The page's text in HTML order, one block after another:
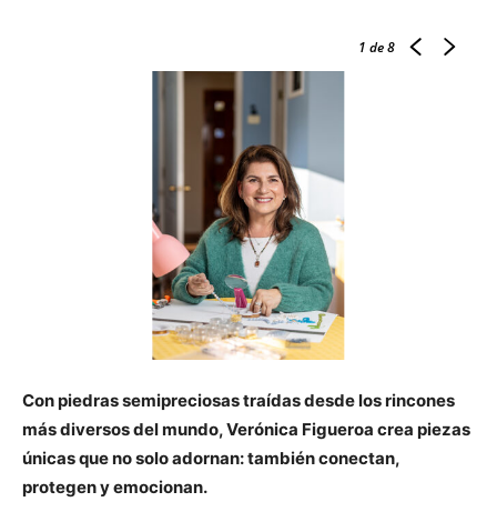
1 de 8
Con piedras semipreciosas traídas desde los rincones
más diversos del mundo, Verónica Figueroa crea piezas
únicas que no solo adornan: también conectan,
protegen y emocionan.